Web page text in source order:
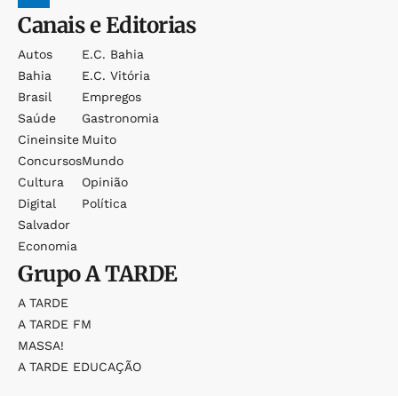
Canais e Editorias
Autos
Bahia
Brasil
Saúde
Cineinsite
Concursos
Cultura
Digital
Salvador
Economia
E.c. Bahia
E.c. Vitória
Empregos
Gastronomia
Muito
Mundo
Opinião
Política
GrupoA TARDE
A TARDE
A TARDE FM
MASSA!
A TARDE EDUCAÇÃO